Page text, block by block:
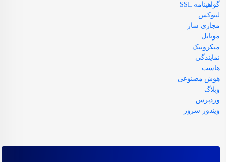
گواهینامه SSL
لینوکس
مجازی ساز
موبایل
میکروتیک
نمایندگی
هاست
هوش مصنوعی
وبلاگ
وردپرس
ویندوز سرور